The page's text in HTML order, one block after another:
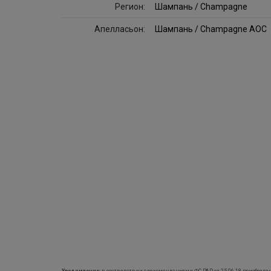
Регион: Шампань / Champagne
Апелласьон: Шампань / Champagne AOC